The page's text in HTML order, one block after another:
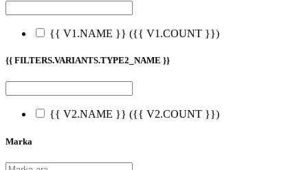
{{ V1.NAME }} ({{ V1.COUNT }})
{{ FILTERS.VARIANTS.TYPE2_NAME }}
{{ V2.NAME }} ({{ V2.COUNT }})
Marka